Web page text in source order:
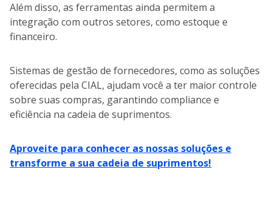
Além disso, as ferramentas ainda permitem a
integração com outros setores, como estoque e
financeiro.
Sistemas de gestão de fornecedores, como as soluções
oferecidas pela CIAL, ajudam você a ter maior controle
sobre suas compras, garantindo compliance e
eficiência na cadeia de suprimentos.
Aproveite para conhecer as nossas soluções e
transforme a sua cadeia de suprimentos!